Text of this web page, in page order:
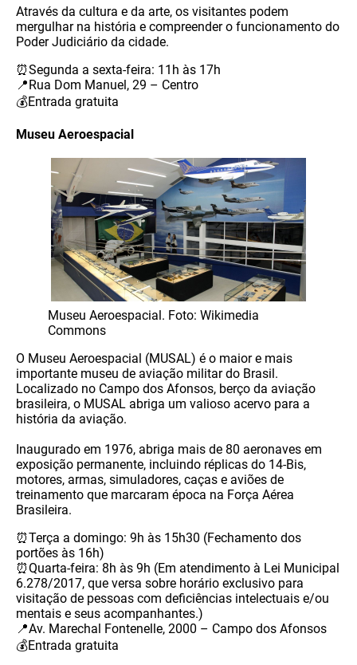
Através da cultura e da arte, os visitantes podem
mergulhar na história e compreender o funcionamento do
Poder Judiciário da cidade.
⏰Segunda a sexta-feira: 11h às 17h
📍Rua Dom Manuel, 29 – Centro
💰Entrada gratuita
Museu Aeroespacial
Museu Aeroespacial. Foto: Wikimedia
Commons
O Museu Aeroespacial (MUSAL) é o maior e mais
importante museu de aviação militar do Brasil.
Localizado no Campo dos Afonsos, berço da aviação
brasileira, o MUSAL abriga um valioso acervo para a
história da aviação.
Inaugurado em 1976, abriga mais de 80 aeronaves em
exposição permanente, incluindo réplicas do 14-Bis,
motores, armas, simuladores, caças e aviões de
treinamento que marcaram época na Força Aérea
Brasileira.
⏰Terça a domingo: 9h às 15h30 (Fechamento dos
portões às 16h)
⏰Quarta-feira: 8h às 9h (Em atendimento à Lei Municipal
6.278/2017, que versa sobre horário exclusivo para
visitação de pessoas com deficiências intelectuais e/ou
mentais e seus acompanhantes.)
📍Av. Marechal Fontenelle, 2000 – Campo dos Afonsos
💰Entrada gratuita